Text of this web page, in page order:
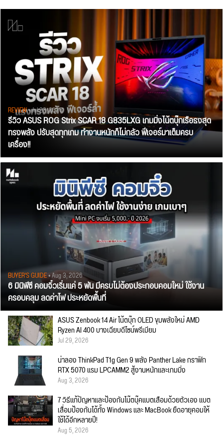
REVIEW• Jul 28, 2026
รีวิว ASUS ROG Strix SCAR 18 G835LXG เกมมิ่งโน้ตบุ๊กเรือธงสุด
ทรงพลัง ปรับสุดทุกเกม ทำงานหนักก็ไม่กลัว ฟีเจอร์มาเต็มครบ
เครื่อง!!
BUYER'S GUIDE• Aug 3, 2026
6 มินิพีซี คอมจิ๋วเริ่มแค่ 5 พัน มีครบไม่ต้องประกอบคอมใหม่ ใช้งาน
ครอบคลุม ลดค่าไฟ ประหยัดพื้นที่
ASUS Zenbook 14 Air โน้ตบุ๊ก OLED ขุมพลังใหม่ AMD
Ryzen AI 400 บางเฉียบดีไซน์พรีเมียม
Jul 29, 2026
น่าลอง ThinkPad T1g Gen 9 พลัง Panther Lake กราฟิก
RTX 5070 แรม LPCAMM2 สู้งานหนักและเกมมิ่ง
Aug 3, 2026
7 วิธีแก้ปัญหาและป้องกันโน๊ตบุ๊คแบตเสื่อมด้วยตัวเอง แบต
เสื่อมป้องกันได้ทั้ง Windows และ MacBook ยืดอายุคอมให้
ใช้ได้อีกหลายปี!
Aug 5, 2026